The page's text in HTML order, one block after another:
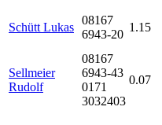
Schütt Lukas
08167
6943-20
1.15
Sellmeier
Rudolf
08167
6943-43
0171
3032403
0.07